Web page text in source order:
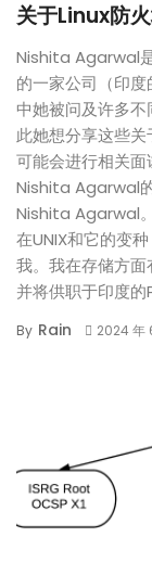
关于Linux防
Nishita Agarwal
的一家公司（印
中她被问及许多
此她想分享这些
可能会进行相关
Nishita Agarwal
Nishita Agarwal
在UNIX和它的变
我。我在存储方面
并将供职于印度的
By Rain 2024 年